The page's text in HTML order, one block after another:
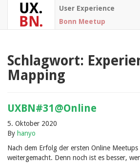
User Experience
Bonn Meetup
Schlagwort:
Mapping
UXBN#31@Online
5. Oktober 2020
By hanyo
Nach dem Erfolg der ersten Online
weitergemacht. Denn noch ist es besser,